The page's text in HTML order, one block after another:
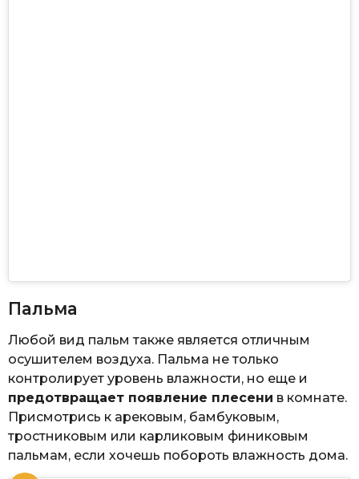
Пальма
Любой вид пальм также является отличным
осушителем воздуха. Пальма не только
контролирует уровень влажности, но еще и
предотвращает появление плесени в комнате.
Присмотрись к арековым, бамбуковым,
тростниковым или карликовым финиковым
пальмам, если хочешь побороть влажность дома.